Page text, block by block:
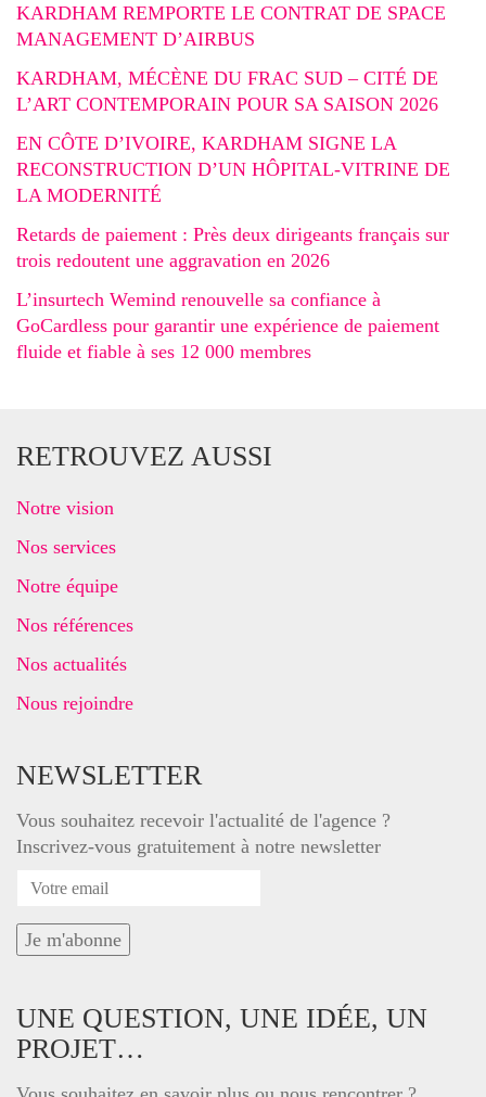
KARDHAM REMPORTE LE CONTRAT DE SPACE
MANAGEMENT D’AIRBUS
KARDHAM, MÉCÈNE DU FRAC SUD – CITÉ DE
L’ART CONTEMPORAIN POUR SA SAISON 2026
EN CÔTE D’IVOIRE, KARDHAM SIGNE LA
RECONSTRUCTION D’UN HÔPITAL-VITRINE DE
LA MODERNITÉ
Retards de paiement : Près deux dirigeants français sur
trois redoutent une aggravation en 2026
L’insurtech Wemind renouvelle sa confiance à
GoCardless pour garantir une expérience de paiement
fluide et fiable à ses 12 000 membres
RETROUVEZ AUSSI
Notre vision
Nos services
Notre équipe
Nos références
Nos actualités
Nous rejoindre
NEWSLETTER
Vous souhaitez recevoir l'actualité de l'agence ?
Inscrivez-vous gratuitement à notre newsletter
UNE QUESTION, UNE IDÉE, UN
PROJET…